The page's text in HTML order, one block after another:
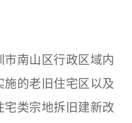
南山区行政区域内
的老旧住宅区以及
类宗地拆旧建新改